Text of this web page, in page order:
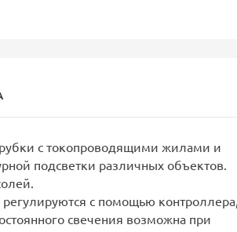
с токопроводящими жилами и
подсветки различных объектов.
с помощью контроллера,
свечения возможна при